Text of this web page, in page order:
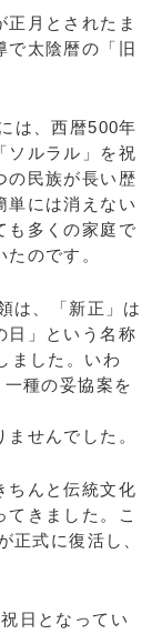
月とされたま
で太陰暦の「旧
は、西暦500年
ソルラル」を祝
の民族が長い歴
単には消えない
も多くの家庭で
のです。
は、「新正」は
日」という名称
ました。いわ
種の妥協案を
せんでした。
んと伝統文化
きました。こ
正式に復活し、
日となってい